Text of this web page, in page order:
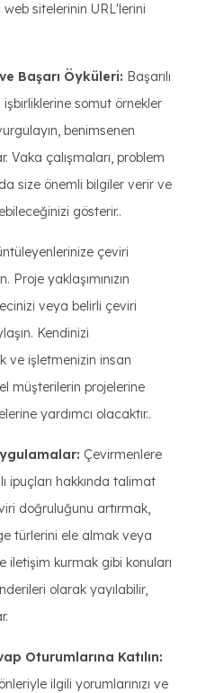
sitelerinin URL'lerini
Başarı Öyküleri: Başarılı
somut örnekler
benimsenen
Vaka çalışmaları, problem
size önemli bilgiler verir ve
gösterir..
çeviri
yaklaşımınızın
veya belirli çeviri
Kendinizi
ve işletmenizin insan
müşterilerin projelerine
yardımcı olacaktır..
Çevirmenlere
ipuçları hakkında talimat
doğruluğunu artırmak,
türlerini ele almak veya
iletişim kurmak gibi konuları
olarak yayılabilir,
Oturumlarına Katılın:
ilgili yorumlarınızı ve